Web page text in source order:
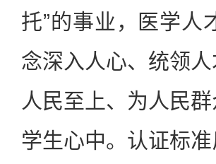
托”的事业，医学人
念深入人心、统领
人民至上、为人民
学生心中。认证标